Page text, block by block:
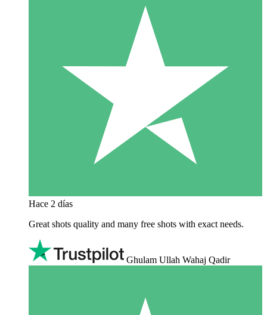
Hace 2 días
Great shots quality and many free shots with exact needs.
Ghulam Ullah Wahaj Qadir